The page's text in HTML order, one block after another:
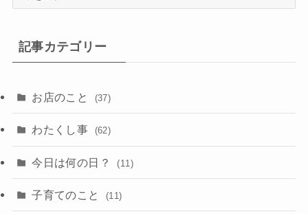
イ
ブ
記事カテゴリー
お店のこと (37)
わたくし事 (62)
今日は何の日？ (11)
子育てのこと (11)